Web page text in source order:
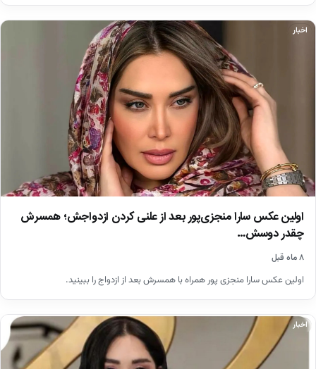
اخبار
اولین عکس سارا منجزی‌پور بعد از علنی کردن ازدواجش؛ همسرش
چقدر دوسش…
۸ ماه قبل
اولین عکس سارا منجزی پور همراه با همسرش بعد از ازدواج را ببینید.
اخبار